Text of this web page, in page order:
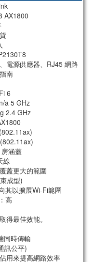
AX1800
電源供應器、RJ45 網路
南
6
a 5 GHz
2.4 GHz
涵蓋
線
蓋更大的範圍
成型)
其以擴展Wi-Fi範圍
高
得最佳效能。
同時傳輸
訊公平)
用來提高網路效率